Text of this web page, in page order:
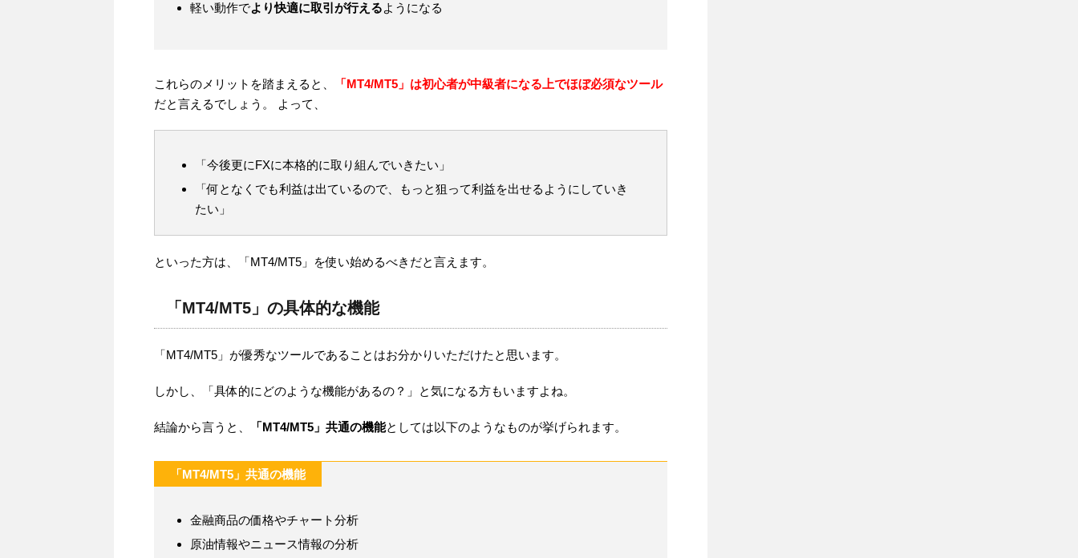
軽い動作でより快適に取引が行えるようになる
これらのメリットを踏まえると、
「MT4/MT5」は初心者が中級者になる上でほぼ必須なツール
だと言えるでしょう。 よって、
「今後更にFXに本格的に取り組んでいきたい」
「何となくでも利益は出ているので、もっと狙って利益を出せるようにしていき
たい」
といった方は、「MT4/MT5」を使い始めるべきだと言えます。
「MT4/MT5」の具体的な機能
「MT4/MT5」が優秀なツールであることはお分かりいただけたと思います。
しかし、「具体的にどのような機能があるの？」と気になる方もいますよね。
結論から言うと、 「MT4/MT5」共通の機能としては以下のようなものが挙げられます。
「MT4/MT5」共通の機能
金融商品の価格やチャート分析
原油情報やニュース情報の分析